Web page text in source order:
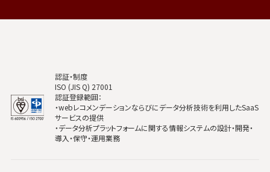
認証・制度
ISO (JIS Q) 27001
認証登録範囲：
・webレコメンデーションならびにデータ分析技術を利用したSaaS
サービスの提供
・データ分析プラットフォームに関する情報システムの設計・開発・
導入・保守・運用業務